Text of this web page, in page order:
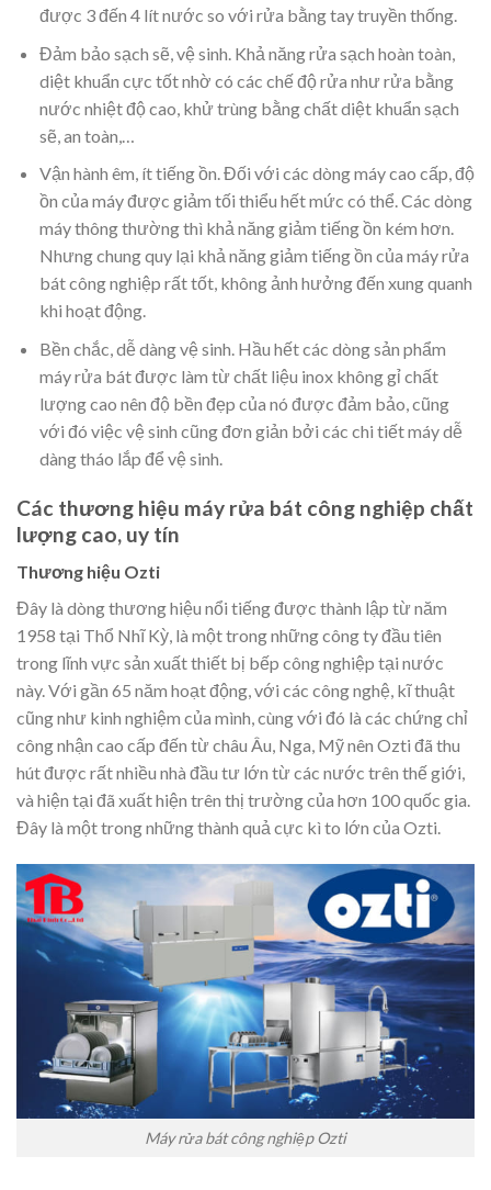
được 3 đến 4 lít nước so với rửa bằng tay truyền thống.
Đảm bảo sạch sẽ, vệ sinh. Khả năng rửa sạch hoàn toàn,
diệt khuẩn cực tốt nhờ có các chế độ rửa như rửa bằng
nước nhiệt độ cao, khử trùng bằng chất diệt khuẩn sạch
sẽ, an toàn,…
Vận hành êm, ít tiếng ồn. Đối với các dòng máy cao cấp, độ
ồn của máy được giảm tối thiểu hết mức có thể. Các dòng
máy thông thường thì khả năng giảm tiếng ồn kém hơn.
Nhưng chung quy lại khả năng giảm tiếng ồn của máy rửa
bát công nghiệp rất tốt, không ảnh hưởng đến xung quanh
khi hoạt động.
Bền chắc, dễ dàng vệ sinh. Hầu hết các dòng sản phẩm
máy rửa bát được làm từ chất liệu inox không gỉ chất
lượng cao nên độ bền đẹp của nó được đảm bảo, cũng
với đó việc vệ sinh cũng đơn giản bởi các chi tiết máy dễ
dàng tháo lắp để vệ sinh.
Các thương hiệu máy rửa bát công nghiệp chất
lượng cao, uy tín
Thương hiệu Ozti
Đây là dòng thương hiệu nổi tiếng được thành lập từ năm
1958 tại Thổ Nhĩ Kỳ, là một trong những công ty đầu tiên
trong lĩnh vực sản xuất thiết bị bếp công nghiệp tại nước
này. Với gần 65 năm hoạt động, với các công nghệ, kĩ thuật
cũng như kinh nghiệm của mình, cùng với đó là các chứng chỉ
công nhận cao cấp đến từ châu Âu, Nga, Mỹ nên Ozti đã thu
hút được rất nhiều nhà đầu tư lớn từ các nước trên thế giới,
và hiện tại đã xuất hiện trên thị trường của hơn 100 quốc gia.
Đây là một trong những thành quả cực kì to lớn của Ozti.
Máy rửa bát công nghiệp Ozti